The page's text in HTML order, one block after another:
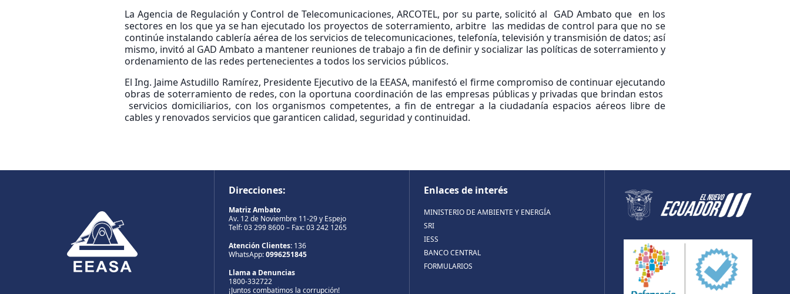
La Agencia de Regulación y Control de Telecomunicaciones, ARCOTEL, por su parte, solicitó al GAD Ambato que en los
sectores en los que ya se han ejecutado los proyectos de soterramiento, arbitre las medidas de control para que no se
continúe instalando cablería aérea de los servicios de telecomunicaciones, telefonía, televisión y transmisión de datos; así
mismo, invitó al GAD Ambato a mantener reuniones de trabajo a fin de definir y socializar las políticas de soterramiento y
ordenamiento de las redes pertenecientes a todos los servicios públicos.
El Ing. Jaime Astudillo Ramírez, Presidente Ejecutivo de la EEASA, manifestó el firme compromiso de continuar ejecutando
obras de soterramiento de redes, con la oportuna coordinación de las empresas públicas y privadas que brindan estos
servicios domiciliarios, con los organismos competentes, a fin de entregar a la ciudadanía espacios aéreos libre de
cables y renovados servicios que garanticen calidad, seguridad y continuidad.
Direcciones:
Matriz Ambato
Av. 12 de Noviembre 11-29 y Espejo
Telf: 03 299 8600 – Fax: 03 242 1265
Atención Clientes: 136
WhatsApp:0996251845
Llama a Denuncias
1800-332722
¡Juntos combatimos la corrupción!
Enlaces de interés
MINISTERIO DE AMBIENTE Y ENERGÍA
SRI
IESS
BANCO CENTRAL
FORMULARIOS